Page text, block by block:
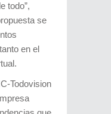
todo”,
se
en el
Todovision